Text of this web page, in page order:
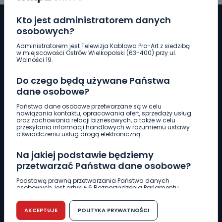
Kto jest administratorem danych
osobowych?
Administratorem jest Telewizja Kablowa Pro-Art z siedzibą
w miejscowości Ostrów Wielkopolski (63-400) przy ul.
Wolności 19.
Do czego będą używane Państwa
dane osobowe?
Państwa dane osobowe przetwarzane są w celu
nawiązania kontaktu, opracowania ofert, sprzedaży usług
oraz zachowania relacji biznesowych, a także w celu
przesyłania informacji handlowych w rozumieniu ustawy
o świadczeniu usług drogą elektroniczną.
Na jakiej podstawie będziemy
przetwarzać Państwa dane osobowe?
Podstawą prawną przetwarzania Państwa danych
osobowych, jest artykuł 6 Rozporządzenia Parlamentu
r. w sprawie ochrony osób fizycznych w związku z
przetwarzaniem danych osobowych w sprawie
swobodnego przepływu takich danych oraz uchylenia
AKCEPTUJE POLITYKA PRYWATNOŚCI
Pobierz logotyp
LINIA INTERWENCYJNA
661 997 997
REDAKCJA
62 735 22 22redakcja@wlkp24.info
DZIAŁ REKLAMY
62 735 01 85 reklama@wlkp24.info
WIADOMOŚCI